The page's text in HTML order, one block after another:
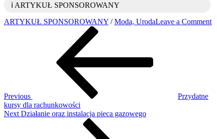
ℹ️ ARTYKUŁ SPONSOROWANY
ARTYKUŁ SPONSOROWANY /Moda, UrodaLeave a Comment
Previous
Przydatne
kursy dla rachunkowości
Next
Next Działanie oraz instalacja pieca gazowego